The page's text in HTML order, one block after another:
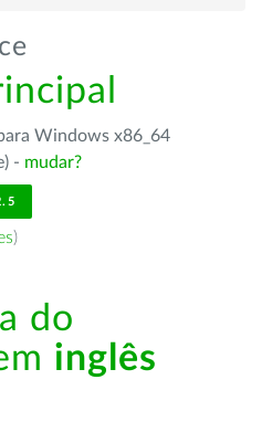
Windows x86_64
- mudar?
)
do
inglês